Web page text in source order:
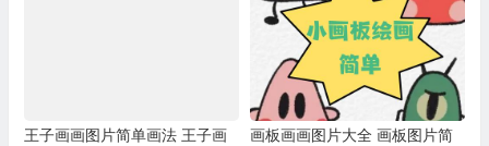
王子画画图片简单画法 王子画
画板画画图片大全 画板图片简